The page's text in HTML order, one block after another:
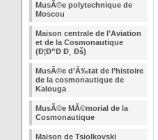
MusÃ©e polytechnique de
Moscou
Maison centrale de l’Aviation
et de la Cosmonautique
(Ð¦Ð”Ð Ð¸ Ðš)
MusÃ©e d’Ã‰tat de l’histoire
de la cosmonautique de
Kalouga
MusÃ©e MÃ©morial de la
Cosmonautique
Maison de Tsiolkovski